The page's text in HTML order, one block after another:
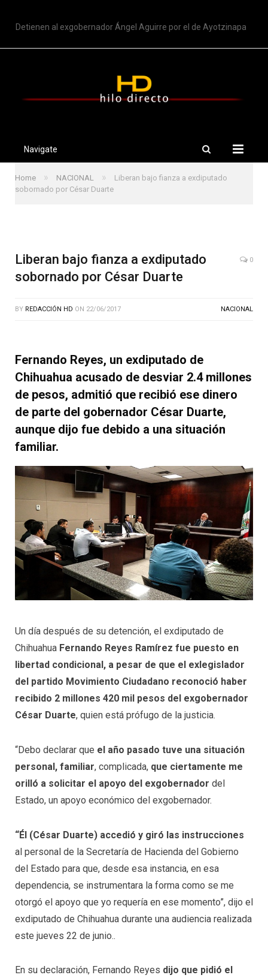
Detienen al exgobernador Ángel Aguirre por el de Ayotzinapa
Navigate
Home » NACIONAL »
Liberan bajo fianza a exdiputado
sobornado por César Duarte
Liberan bajo fianza a exdiputado
sobornado por César Duarte
0
BY REDACCIÓN HD ON 22/06/2017 NACIONAL
Fernando Reyes, un exdiputado de
Chihuahua acusado de desviar 2.4 millones
de pesos, admitió que recibió ese dinero
de parte del gobernador César Duarte,
aunque dijo fue debido a una situación
familiar.
Un día después de su detención, el exdiputado de
Chihuahua Fernando Reyes Ramírez fue puesto en
libertad condicional, a pesar de que el exlegislador
del partido Movimiento Ciudadano reconoció haber
recibido 2 millones 420 mil pesos del exgobernador
César Duarte, quien está prófugo de la justicia.
“Debo declarar que el año pasado tuve una situación
personal, familiar, complicada, que ciertamente me
orilló a solicitar el apoyo del exgobernador del
Estado, un apoyo económico del exgobernador.
“Él (César Duarte) accedió y giró las instrucciones
al personal de la Secretaría de Hacienda del Gobierno
del Estado para que, desde esa instancia, en esa
dependencia, se instrumentara la forma como se me
otorgó el apoyo que yo requería en ese momento”, dijo el
exdiputado de Chihuahua durante una audiencia realizada
este jueves 22 de junio..
En su declaración, Fernando Reyes dijo que pidió el